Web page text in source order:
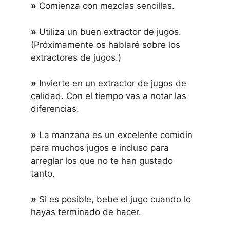
» Comienza con mezclas sencillas.
» Utiliza un buen extractor de jugos.
(Próximamente os hablaré sobre los
extractores de jugos.)
» Invierte en un extractor de jugos de
calidad. Con el tiempo vas a notar las
diferencias.
» La manzana es un excelente comidín
para muchos jugos e incluso para
arreglar los que no te han gustado
tanto.
» Si es posible, bebe el jugo cuando lo
hayas terminado de hacer.